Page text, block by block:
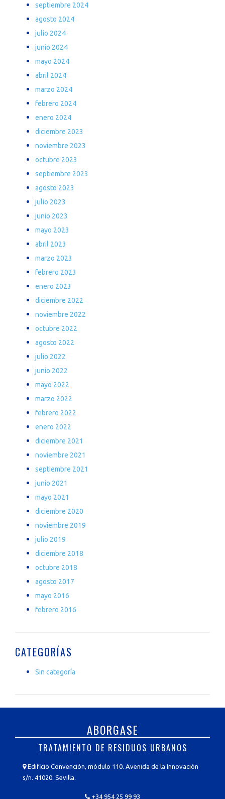
septiembre 2024
agosto 2024
julio 2024
junio 2024
mayo 2024
abril 2024
marzo 2024
febrero 2024
enero 2024
diciembre 2023
noviembre 2023
octubre 2023
septiembre 2023
agosto 2023
julio 2023
junio 2023
mayo 2023
abril 2023
marzo 2023
febrero 2023
enero 2023
diciembre 2022
noviembre 2022
octubre 2022
agosto 2022
julio 2022
junio 2022
mayo 2022
marzo 2022
febrero 2022
enero 2022
diciembre 2021
noviembre 2021
septiembre 2021
junio 2021
mayo 2021
diciembre 2020
noviembre 2019
julio 2019
diciembre 2018
octubre 2018
agosto 2017
mayo 2016
febrero 2016
CATEGORÍAS
Sin categoría
ABORGASE
TRATAMIENTO DE RESIDUOS URBANOS
Edificio Convención, módulo 110. Avenida de la Innovación
s/n. 41020. Sevilla.
+34 954 25 99 93